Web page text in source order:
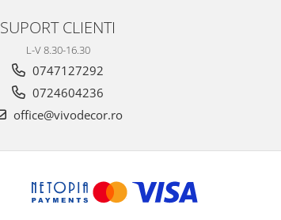
SUPORT CLIENTI
L-V 8.30-16.30
0747127292
0724604236
office@vivodecor.ro